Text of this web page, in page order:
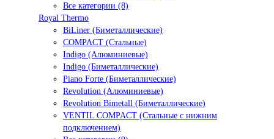
Все категории (8)
Royal Thermo
BiLiner (Биметаллические)
COMPACT (Стальные)
Indigo (Алюминиевые)
Indigo (Биметаллические)
Piano Forte (Биметаллические)
Revolution (Алюминиевые)
Revolution Bimetall (Биметаллические)
VENTIL COMPACT (Стальные с нижним
подключением)